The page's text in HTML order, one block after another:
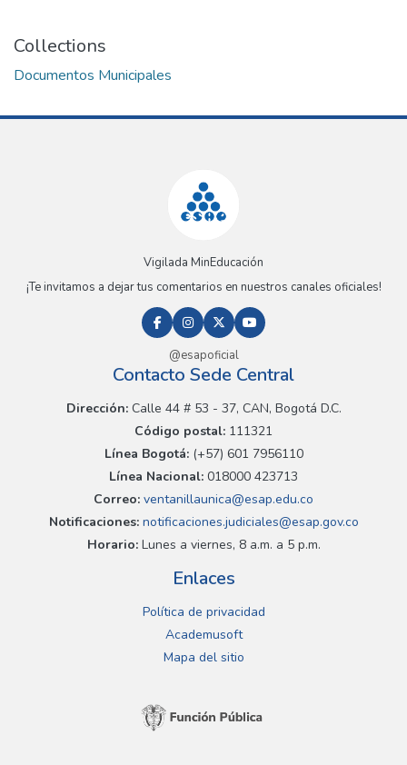
Collections
Documentos Municipales
Vigilada MinEducación
¡Te invitamos a dejar tus comentarios en nuestros canales oficiales!
@esapoficial
Contacto Sede Central
Dirección:Calle 44 # 53 - 37, CAN, Bogotá D.C.
Código postal: 111321
Línea Bogotá:(+57) 601 7956110
Línea Nacional: 018000 423713
Correo: ventanillaunica@esap.edu.co
Notificaciones:notificaciones.judiciales@esap.gov.co
Horario:Lunes a viernes, 8 a.m. a 5 p.m.
Enlaces
Política de privacidad
Academusoft
Mapa del sitio